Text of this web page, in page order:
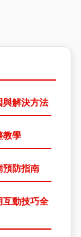
與解決方法
教學
預防指南
互動技巧全